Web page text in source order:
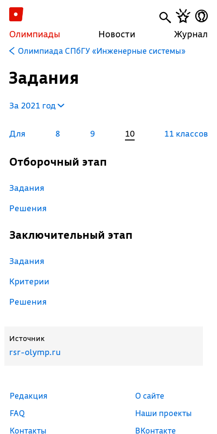
Олимпиады Новости Журнал
Олимпиада СПбГУ «Инженерные системы»
Задания
За 2021 год
Для 8 9 10 11 классов
Отборочный этап
Задания
Решения
Заключительный этап
Задания
Критерии
Решения
Источник
rsr-olymp.ru
Редакция
FAQ
Контакты
О сайте
Наши проекты
ВКонтакте